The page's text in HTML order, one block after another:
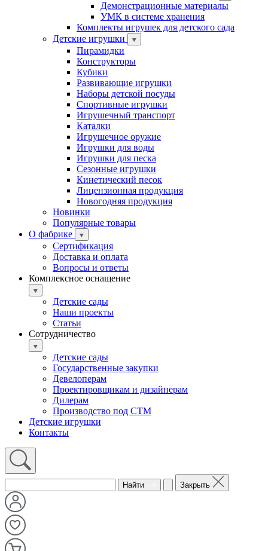
Демонстрационные материалы
УМК в системе хранения
Комплекты игрушек для детского сада
Детские игрушки
Пирамидки
Конструкторы
Кубики
Развивающие игрушки
Наборы детской посуды
Спортивные игрушки
Игрушечный транспорт
Каталки
Игрушечное оружие
Игрушки для воды
Игрушки для песка
Сезонные игрушки
Кинетический песок
Лицензионная продукция
Новогодняя продукция
Новинки
Популярные товары
О фабрике
Сертификация
Доставка и оплата
Вопросы и ответы
Комплексное оснащение
Детские сады
Наши проекты
Статьи
Сотрудничество
Детские сады
Государственные закупки
Девелоперам
Проектировщикам и дизайнерам
Дилерам
Производство под СТМ
Детские игрушки
Контакты
Найти Закрыть